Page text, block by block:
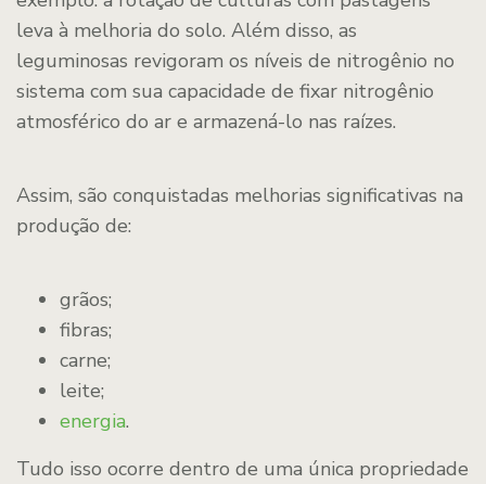
leva à melhoria do solo. Além disso, as
leguminosas revigoram os níveis de nitrogênio no
sistema com sua capacidade de fixar nitrogênio
atmosférico do ar e armazená-lo nas raízes.
Assim, são conquistadas melhorias significativas na
produção de:
grãos;
fibras;
carne;
leite;
energia.
Tudo isso ocorre dentro de uma única propriedade